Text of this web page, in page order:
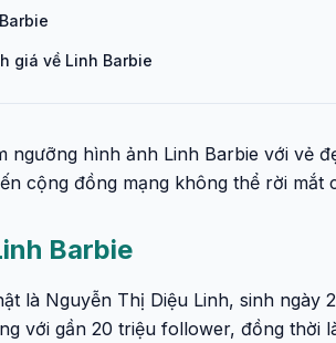
giá về Linh Barbie
ngưỡng hình ảnh Linh Barbie với vẻ
cộng đồng mạng không thể rời mắt
Barbie
là Nguyễn Thị Diệu Linh, sinh ngày
với gần 20 triệu follower, đồng thời